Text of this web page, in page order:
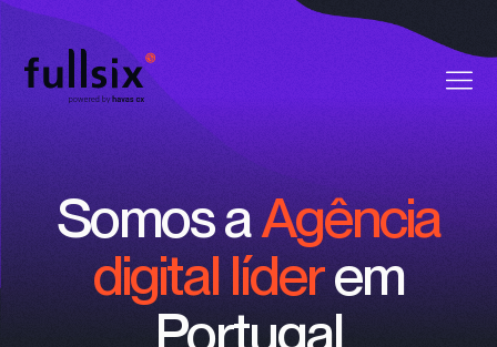
Quem Somos
Clientes
Serviços
Vagas
Somos aAgência
digital líderem
Portugal